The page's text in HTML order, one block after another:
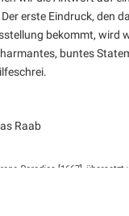
erste Eindruck, den
bekommt, wird
buntes
Raab
Paradies [1667], übersetzt